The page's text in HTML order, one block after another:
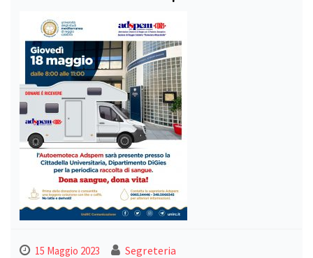
15 Maggio 2023
Segreteria